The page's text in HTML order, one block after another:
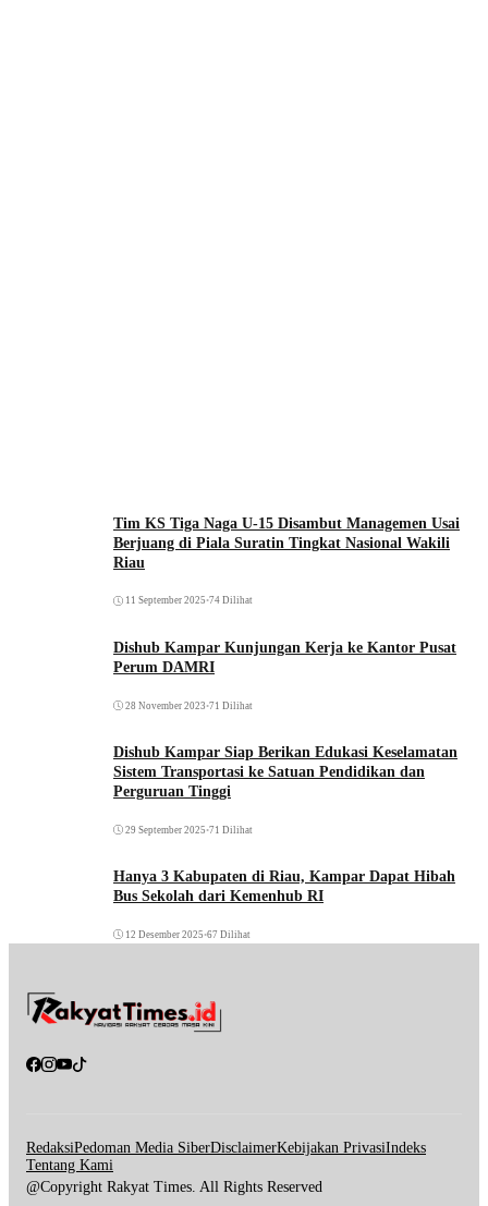
Tim KS Tiga Naga U-15 Disambut Managemen Usai
Berjuang di Piala Suratin Tingkat Nasional Wakili
Riau
11 September 2025 •74 Dilihat
Dishub Kampar Kunjungan Kerja ke Kantor Pusat
Perum DAMRI
28 November 2023 •71 Dilihat
Dishub Kampar Siap Berikan Edukasi Keselamatan
Sistem Transportasi ke Satuan Pendidikan dan
Perguruan Tinggi
29 September 2025 •71 Dilihat
Hanya 3 Kabupaten di Riau, Kampar Dapat Hibah
Bus Sekolah dari Kemenhub RI
12 Desember 2025 •67 Dilihat
RedaksiPedoman Media SiberDisclaimerKebijakan PrivasiIndeks
Tentang Kami
@Copyright Rakyat Times. All Rights Reserved